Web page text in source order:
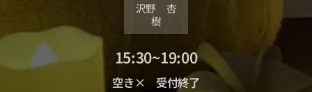
沢野 杏
樹
15:30~19:00
空き× 受付終了